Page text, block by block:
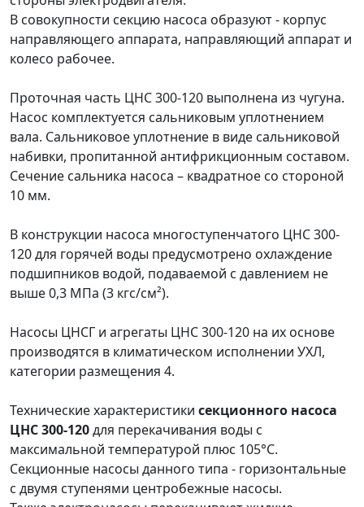
В совокупности секцию насоса образуют - корпус
направляющего аппарата, направляющий аппарат и
колесо рабочее.
Проточная часть ЦНС 300-120 выполнена из чугуна.
Насос комплектуется сальниковым уплотнением
вала. Сальниковое уплотнение в виде сальниковой
набивки, пропитанной антифрикционным составом.
Сечение сальника насоса – квадратное со стороной
10 мм.
В конструкции насоса многоступенчатого ЦНС 300-
120 для горячей воды предусмотрено охлаждение
подшипников водой, подаваемой с давлением не
выше 0,3 МПа (3 кгс/см²).
Насосы ЦНСГ и агрегаты ЦНС 300-120 на их основе
производятся в климатическом исполнении УХЛ,
категории размещения 4.
Технические характеристики секционного насоса
ЦНС 300-120для перекачивания воды с
максимальной температурой плюс 105°C.
Секционные насосы данного типа - горизонтальные
с двумя ступенями центробежные насосы.